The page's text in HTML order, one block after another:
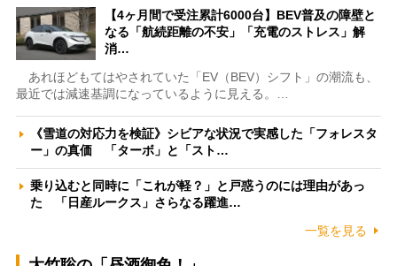
【4ヶ月間で受注累計6000台】BEV普及の障壁と
なる「航続距離の不安」「充電のストレス」解
消…
あれほどもてはやされていた「EV（BEV）シフト」の潮流も、
最近では減速基調になっているように見える。…
《雪道の対応力を検証》シビアな状況で実感した「フォレスタ
ー」の真価 「ターボ」と「スト…
乗り込むと同時に「これが軽？」と戸惑うのには理由があっ
た 「日産ルークス」さらなる躍進…
一覧を見る